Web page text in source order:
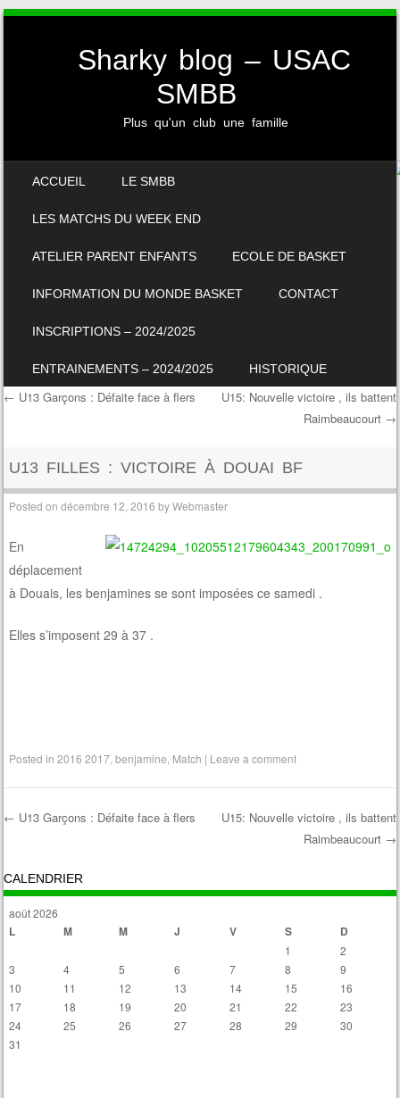
Sharky blog – USAC
SMBB
Plus qu'un club une famille
ACCUEIL LE SMBB
LES MATCHS DU WEEK END
ATELIER PARENT ENFANTS ECOLE DE BASKET
INFORMATION DU MONDE BASKET CONTACT
INSCRIPTIONS – 2024/2025
ENTRAINEMENTS – 2024/2025 HISTORIQUE
← U13 Garçons : Défaite face à flers
U15: Nouvelle victoire , ils battent
Raimbeaucourt →
U13 FILLES : VICTOIRE À DOUAI BF
Posted ondécembre 12, 2016 byWebmaster
En
déplacement
à Douais, les benjamines se sont imposées ce samedi .
Elles s’imposent 29 à 37 .
Posted in2016 2017 ,benjamine Match | Leave a comment
← U13 Garçons : Défaite face à flers
U15: Nouvelle victoire , ils battent
Raimbeaucourt →
CALENDRIER
août 2026
L M M J V S D
1
2
3
4 5 6 7 8
9
10
11 12 13 14 15
16
17
18 19 20 21 22
23
24
25 26 27 28 29
30
31